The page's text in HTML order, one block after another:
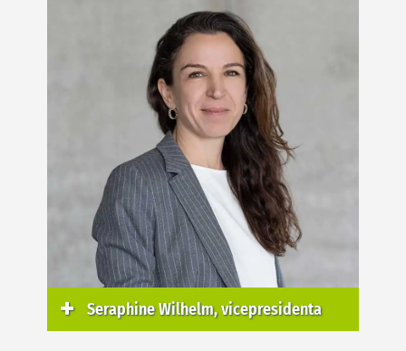
Seraphine Wilhelm, vicepresidenta